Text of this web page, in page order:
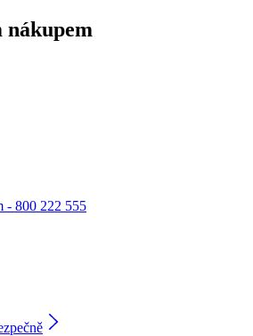
nákupem
- 800 222 555